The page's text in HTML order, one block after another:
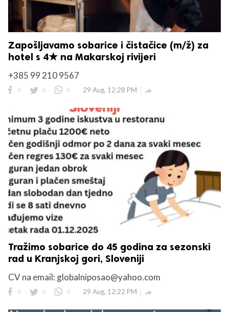
Zapošljavamo sobarice i čistačice (m/ž) za
hotel s 4★ na Makarskoj rivijeri
+385 99 210 9567
0 0 0 29 Aug, 12:28 PM 
Tražimo sobarice do 45 godina za sezonski
rad u Kranjskoj gori, Sloveniji
CV na email: globalniposao@yahoo.com
0 0 0 29 Aug, 12:22 PM 